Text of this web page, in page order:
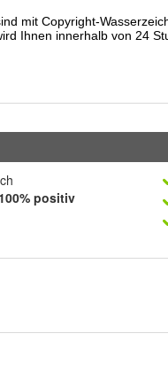
100% positiv